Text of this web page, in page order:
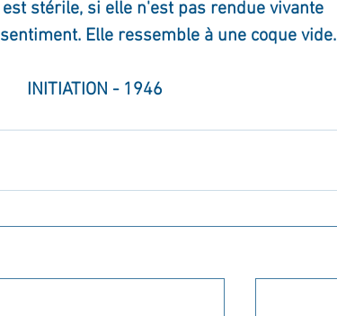
stérile, si elle n'est pas rendue vivante
Elle ressemble à une coque vide.
INITIATION - 1946